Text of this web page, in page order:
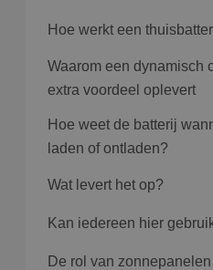
Hoe werkt een
Waarom een dynamisch
extra voordeel oplevert
Hoe weet de batterij
laden of ontladen?
Wat levert het op?
Kan iedereen hier
De rol van zonnepanelen